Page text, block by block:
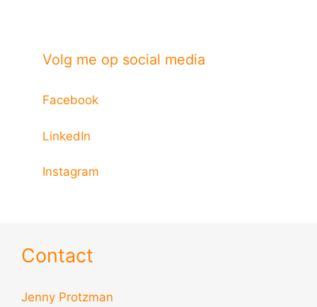
Volg me op social media
Facebook
LinkedIn
Instagram
Contact
Jenny Protzman